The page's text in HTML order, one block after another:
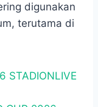
digunakan
terutama di